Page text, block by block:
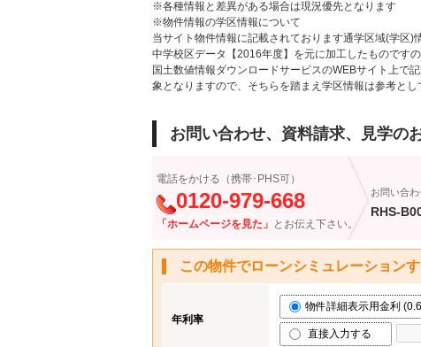
※各種情報と差異がある場合は現況優先となります
※物件情報の学区情報について
当サイト物件情報に記載されております通学区域(学区
中学校区データ【2016年度】を元に加工したものです
国土数値情報ダウンロードサービスのWEBサイト上で
象となりますので、そちらを踏まえ学区情報は参考とし
お問い合わせ、資料請求、見学の
電話をかける（携帯･PHS可）
0120-979-668
「ホームページを見た」 とお伝え下さい。
お問い合
RHS-
この物件でローンシミュレーション
年利率
物件詳細表示用金利
直接入力する